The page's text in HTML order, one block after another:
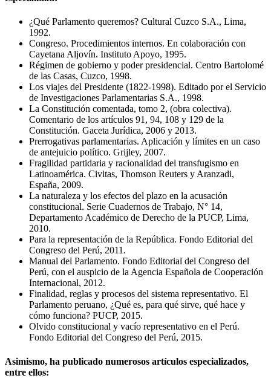
¿Qué Parlamento queremos? Cultural Cuzco S.A., Lima,
1992.
Congreso. Procedimientos internos. En colaboración con
Cayetana Aljovín. Instituto Apoyo, 1995.
Régimen de gobierno y poder presidencial. Centro Bartolomé
de las Casas, Cuzco, 1998.
Los viajes del Presidente (1822-1998). Editado por el Servicio
de Investigaciones Parlamentarias S.A., 1998.
La Constitución comentada, tomo 2, (obra colectiva).
Comentario de los artículos 91, 94, 108 y 129 de la
Constitución. Gaceta Jurídica, 2006 y 2013.
Prerrogativas parlamentarias. Aplicación y límites en un caso
de antejuicio político. Grijley, 2007.
Fragilidad partidaria y racionalidad del transfugismo en
Latinoamérica. Civitas, Thomson Reuters y Aranzadi,
España, 2009.
La naturaleza y los efectos del plazo en la acusación
constitucional. Serie Cuadernos de Trabajo, N° 14,
Departamento Académico de Derecho de la PUCP, Lima,
2010.
Para la representación de la República. Fondo Editorial del
Congreso del Perú, 2011.
Manual del Parlamento. Fondo Editorial del Congreso del
Perú, con el auspicio de la Agencia Española de Cooperación
Internacional, 2012.
Finalidad, reglas y procesos del sistema representativo. El
Parlamento peruano, ¿Qué es, para qué sirve, qué hace y
cómo funciona? PUCP, 2015.
Olvido constitucional y vacío representativo en el Perú.
Fondo Editorial del Congreso del Perú, 2015.
Asimismo, ha publicado numerosos artículos especializados,
entre ellos: